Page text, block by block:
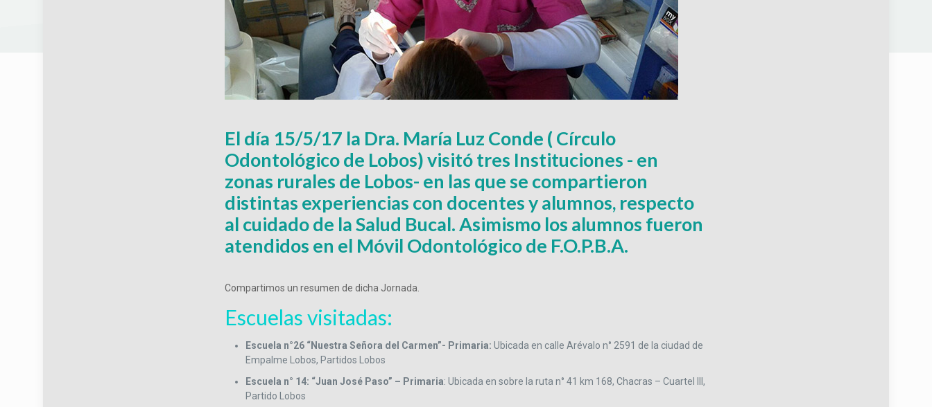
El día 15/5/17 la Dra. María Luz Conde ( Círculo
Odontológico de Lobos) visitó tres Instituciones - en
zonas rurales de Lobos- en las que se compartieron
distintas experiencias con docentes y alumnos, respecto
al cuidado de la Salud Bucal. Asimismo los alumnos fueron
atendidos en el Móvil Odontológico de F.O.P.B.A.
Compartimos un resumen de dicha Jornada.
Escuelas visitadas:
Escuela n°26 “Nuestra Señora del Carmen”- Primaria: Ubicada en calle Arévalo n° 2591 de la ciudad de
Empalme Lobos, Partidos Lobos
Escuela n° 14: “Juan José Paso” – Primaria: Ubicada en sobre la ruta n° 41 km 168, Chacras – Cuartel III,
Partido Lobos